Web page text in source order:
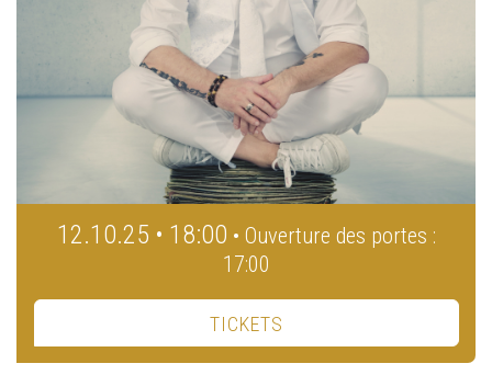
12.10.25 • 18:00 • Ouverture des portes :
17:00
TICKETS